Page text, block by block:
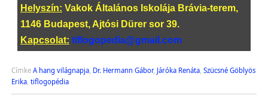
Helyszín: Vakok Általános Iskolája Brávia-terem,
1146 Budapest, Ajtósi Dürer sor 39.
Kapcsolat: tiflogopedia@gmail.com
Címke A hang világnapja, Dr. Hermann Gábor, Járóka Renáta, Szücsné Göblyös
Erika, tiflogopédia